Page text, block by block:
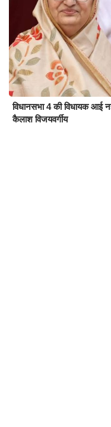
विधानसभा 4 की विधायक आई
कैलाश विजयवर्गीय